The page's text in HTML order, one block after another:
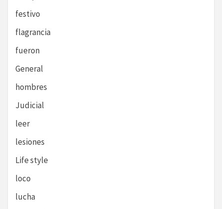
festivo
flagrancia
fueron
General
hombres
Judicial
leer
lesiones
Life style
loco
lucha